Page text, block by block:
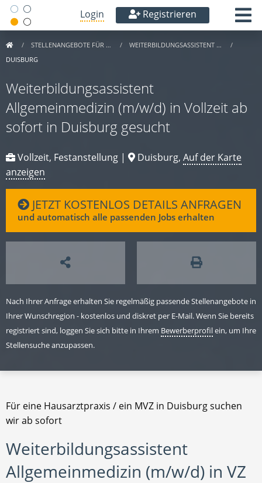
Login Registrieren
STELLENANGEBOTE FÜR …
WEITERBILDUNGSASSISTENT …
DUISBURG
Weiterbildungsassistent
Allgemeinmedizin (m/w/d) in Vollzeit ab
sofort in Duisburg gesucht
Vollzeit, Festanstellung | Duisburg, Auf der Karte
anzeigen
JETZT KOSTENLOS DETAILS ANFRAGEN
und automatisch alle passenden Jobs erhalten
Nach Ihrer Anfrage erhalten Sie regelmäßig passende Stellenangebote in
Ihrer Wunschregion - kostenlos und diskret per E-Mail. Wenn Sie bereits
registriert sind, loggen Sie sich bitte in Ihrem Bewerberprofilein, um Ihre
Stellensuche anzupassen.
Für eine Hausarztpraxis / ein MVZ in Duisburg suchen
wir ab sofort
Weiterbildungsassistent
Allgemeinmedizin (m/w/d) in VZ